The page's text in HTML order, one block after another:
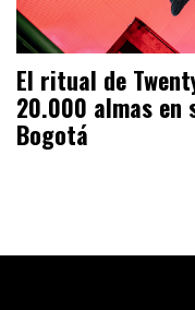
El ritual de
20.000 almas en
Bogotá